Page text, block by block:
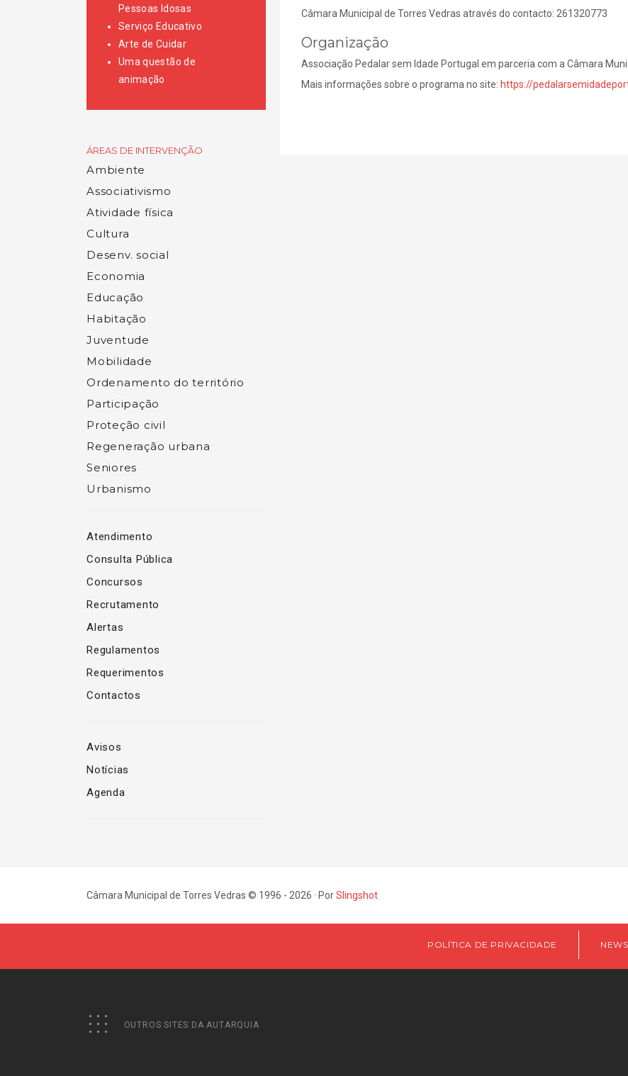
Pessoas Idosas
Serviço Educativo
Arte de Cuidar
Uma questão de
animação
ÁREAS DE INTERVENÇÃO
Ambiente
Associativismo
Atividade física
Cultura
Desenv. social
Economia
Educação
Habitação
Juventude
Mobilidade
Ordenamento do território
Participação
Proteção civil
Regeneração urbana
Seniores
Urbanismo
Atendimento
Consulta Pública
Concursos
Recrutamento
Alertas
Regulamentos
Requerimentos
Contactos
Avisos
Notícias
Agenda
Câmara Municipal de Torres Vedras através do contacto: 261320773
Organização
Associação Pedalar sem Idade Portugal em parceria com a Câmara
Mais informações sobre o programa no site: https://
Câmara Municipal de Torres Vedras © 1996 - 2026 · PorSlingshot
POLÍTICA DE PRIVACIDADE
OUTROS SITES DA AUTARQUIA